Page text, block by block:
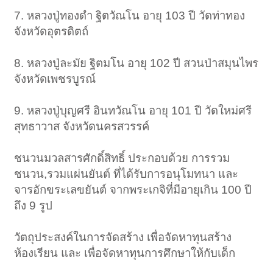
7. หลวงปู่ทองดำ ฐิตวัณโน อายุ 103 ปี วัดท่าทอง
จังหวัดอุตรดิตถ์
8. หลวงปู่ละมัย ฐิตมโน อายุ 102 ปี สวนป่าสมุนไพร
จังหวัดเพชรบูรณ์
9. หลวงปู่บุญศรี อินทวัณโน อายุ 101 ปี วัดใหม่ศรี
สุทธาวาส จังหวัดนครสวรรค์
ชนวนมวลสารศักดิ์สิทธิ์ ประกอบด้วย การรวม
ชนวน,รวมแผ่นยันต์ ที่ได้รับการอนุโมทนา และ
จารอักขระเลขยันต์ จากพระเกจิที่มีอายุเกิน 100 ปี
ถึง 9 รูป
วัตถุประสงค์ในการจัดสร้าง เพื่อจัดหาทุนสร้าง
ห้องเรียน และ เพื่อจัดหาทุนการศึกษาให้กับเด็ก